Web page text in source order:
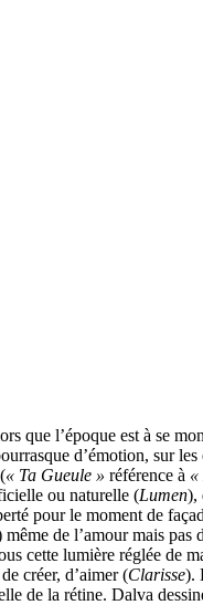
que l’époque est à se
d’émotion, sur
« Ta Gueule » référence à «
ou naturelle (Lumen),
pour le moment de
même de l’amour mais
cette lumière réglée de
créer, d’aimer (Clarisse).
de la rétine. Dalva